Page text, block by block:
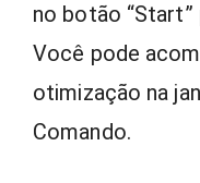
no botão
Você pode
otimização na
Comando.